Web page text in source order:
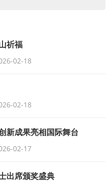
祈福
02-18
02-18
新成果亮相国际舞台
02-17
出席颁奖盛典